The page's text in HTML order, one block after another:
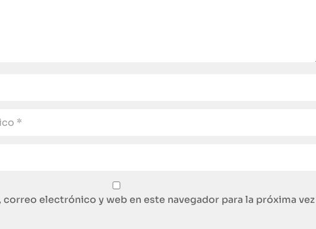
correo electrónico y web en este navegador para la próxima vez